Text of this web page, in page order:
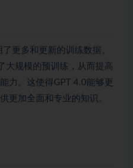
更多和更新的训练数据。
大规模的预训练，从而提高
力。这使得GPT 4.0能够更
更加全面和专业的知识。